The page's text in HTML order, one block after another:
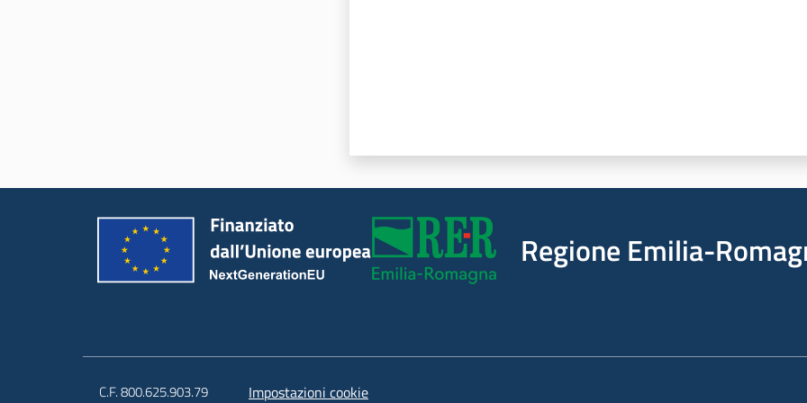
Regione Emilia-
C.F. 800.625.903.79 Impostazioni cookie